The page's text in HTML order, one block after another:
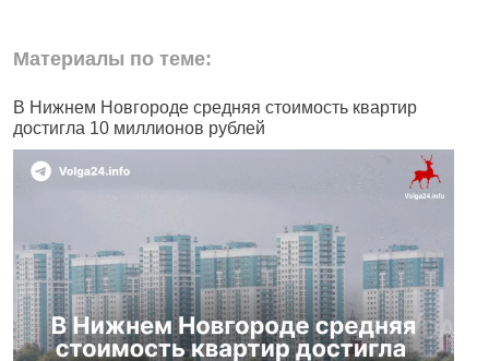
Материалы по теме:
В Нижнем Новгороде средняя стоимость квартир
достигла 10 миллионов рублей